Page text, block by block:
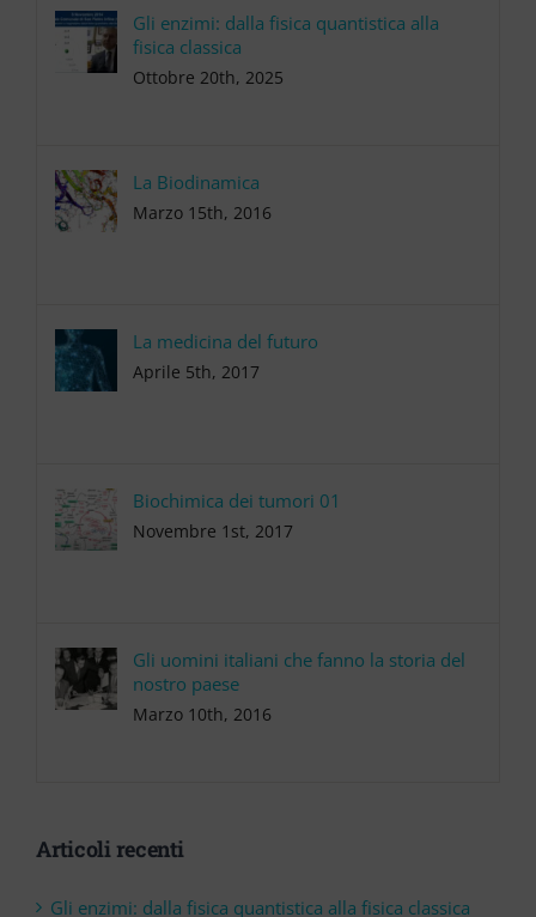
Gli enzimi: dalla fisica quantistica alla
fisica classica
Ottobre 20th, 2025
La Biodinamica
Marzo 15th, 2016
La medicina del futuro
Aprile 5th, 2017
Biochimica dei tumori 01
Novembre 1st, 2017
Gli uomini italiani che fanno la storia del
nostro paese
Marzo 10th, 2016
Articoli recenti
Gli enzimi: dalla fisica quantistica alla fisica classica